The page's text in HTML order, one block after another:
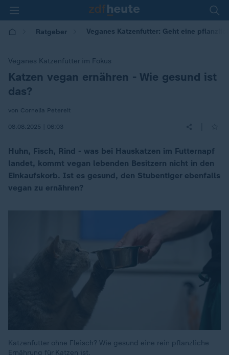
Ratgeber Veganes Katzenfutter: Geht eine
Veganes Katzenfutter im Fokus
:Katzen vegan ernähren - Wie gesund ist
das?
von Cornelia Petereit
08.08.2025 | 06:03
Huhn, Fisch, Rind - was bei Hauskatzen im Futternapf
landet, kommt vegan lebenden Besitzern nicht in den
Einkaufskorb. Ist es gesund, den Stubentiger ebenfalls
vegan zu ernähren?
Katzenfutter ohne Fleisch? Wie gesund eine rein pflanzliche
Ernährung für Katzen ist.